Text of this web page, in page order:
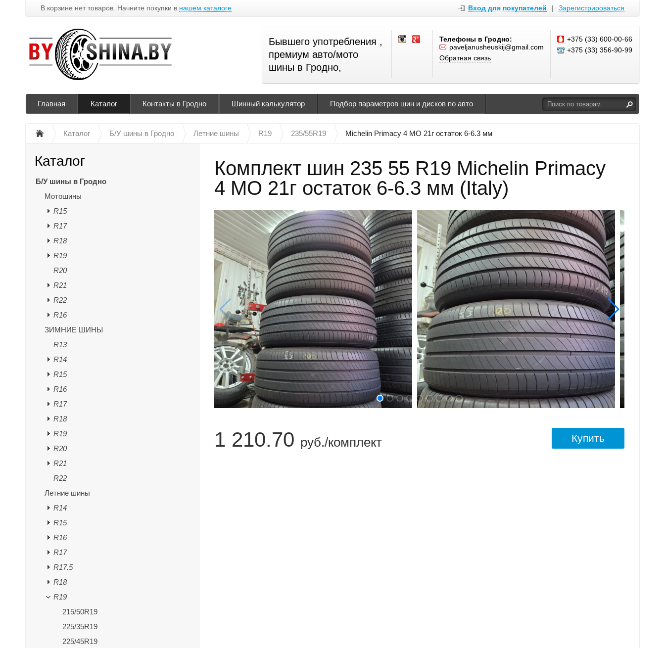
В корзине нет товаров. Начните покупки в нашем каталоге Вход для покупателей | Зарегистрироваться
Бывшего употребления ,
премиум авто/мото
шины в Гродно,
Телефоны в Гродно:
paveljanusheuskij@gmail.com
Обратная связь
+375 (33) 600-00-66
+375 (33) 356-90-99
Главная Каталог Контакты в Гродно Шинный калькулятор Подбор параметров шин и дисков по авто
Каталог Б/У шины в Гродно Летние шины R19 235/55R19 Michelin Primacy 4 MO 21г остаток 6-6.3 мм
Комплект шин 235 55 R19 Michelin Primacy
4 MO 21г остаток 6-6.3 мм (Italy)
1 210.70 руб./комплект Купить
Каталог
Б/У шины в Гродно
Мотошины
R15
R17
R18
R19
R20
R21
R22
R16
ЗИМНИЕ ШИНЫ
R13
R14
R15
R16
R17
R18
R19
R20
R21
R22
Летние шины
R14
R15
R16
R17
R17.5
R18
R19
215/50R19
225/35R19
225/45R19